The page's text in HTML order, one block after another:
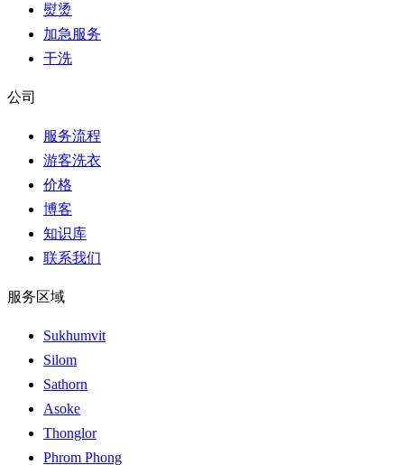
熨烫
加急服务
干洗
公司
服务流程
游客洗衣
价格
博客
知识库
联系我们
服务区域
Sukhumvit
Silom
Sathorn
Asoke
Thonglor
Phrom Phong